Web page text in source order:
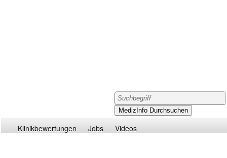
Klinikbewertungen Jobs Videos